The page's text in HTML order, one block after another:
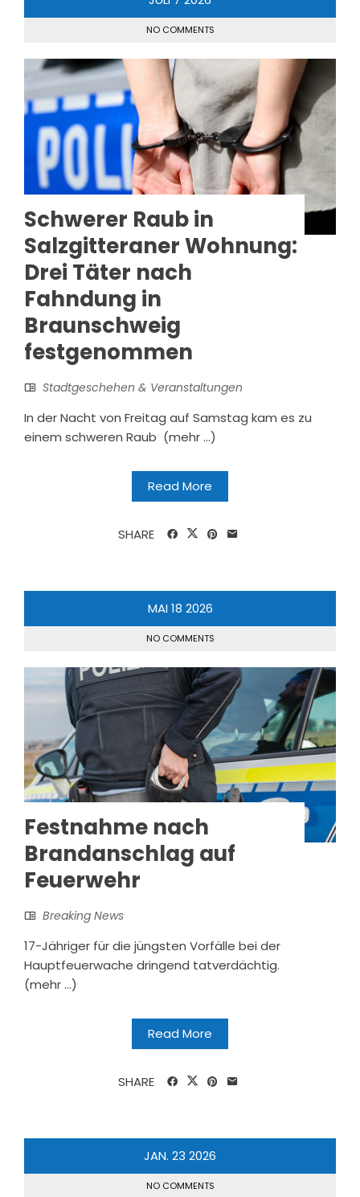
NO COMMENTS
Schwerer Raub in
Salzgitteraner Wohnung:
Drei Täter nach
Fahndung in
Braunschweig
festgenommen
Stadtgeschehen & Veranstaltungen
In der Nacht von Freitag auf Samstag kam es zu
einem schweren Raub (mehr …)
Read More
SHARE
MAI 18 2026
NO COMMENTS
Festnahme nach
Brandanschlag auf
Feuerwehr
Breaking News
17-Jähriger für die jüngsten Vorfälle bei der
Hauptfeuerwache dringend tatverdächtig.
(mehr …)
Read More
SHARE
JAN. 23 2026
NO COMMENTS